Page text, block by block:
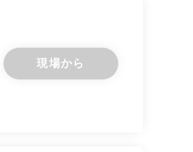
現場から